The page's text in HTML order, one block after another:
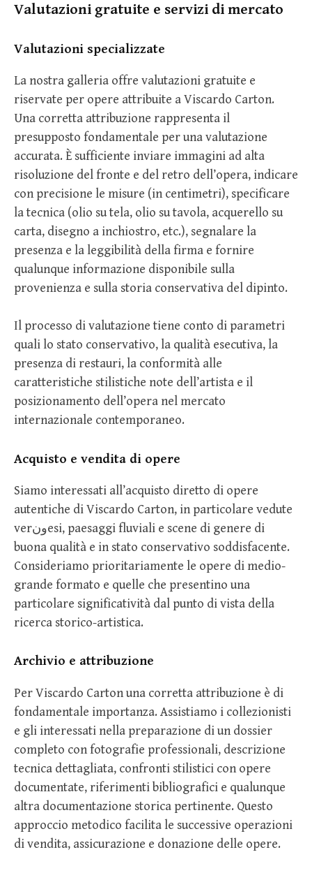
Valutazioni gratuite e servizi di mercato
Valutazioni specializzate
La nostra galleria offre valutazioni gratuite e
riservate per opere attribuite a Viscardo Carton.
Una corretta attribuzione rappresenta il
presupposto fondamentale per una valutazione
accurata. È sufficiente inviare immagini ad alta
risoluzione del fronte e del retro dell’opera, indicare
con precisione le misure (in centimetri), specificare
la tecnica (olio su tela, olio su tavola, acquerello su
carta, disegno a inchiostro, etc.), segnalare la
presenza e la leggibilità della firma e fornire
qualunque informazione disponibile sulla
provenienza e sulla storia conservativa del dipinto.
Il processo di valutazione tiene conto di parametri
quali lo stato conservativo, la qualità esecutiva, la
presenza di restauri, la conformità alle
caratteristiche stilistiche note dell’artista e il
posizionamento dell’opera nel mercato
internazionale contemporaneo.
Acquisto e vendita di opere
Siamo interessati all’acquisto diretto di opere
autentiche di Viscardo Carton, in particolare vedute
verونesi, paesaggi fluviali e scene di genere di
buona qualità e in stato conservativo soddisfacente.
Consideriamo prioritariamente le opere di medio-
grande formato e quelle che presentino una
particolare significatività dal punto di vista della
ricerca storico-artistica.
Archivio e attribuzione
Per Viscardo Carton una corretta attribuzione è di
fondamentale importanza. Assistiamo i collezionisti
e gli interessati nella preparazione di un dossier
completo con fotografie professionali, descrizione
tecnica dettagliata, confronti stilistici con opere
documentate, riferimenti bibliografici e qualunque
altra documentazione storica pertinente. Questo
approccio metodico facilita le successive operazioni
di vendita, assicurazione e donazione delle opere.